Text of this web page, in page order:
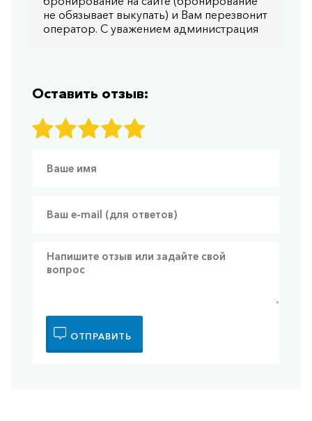
не обязывает выкупать) и Вам перезвонит
оператор. С уважением администрация
Оставить отзыв:
ОТПРАВИТЬ